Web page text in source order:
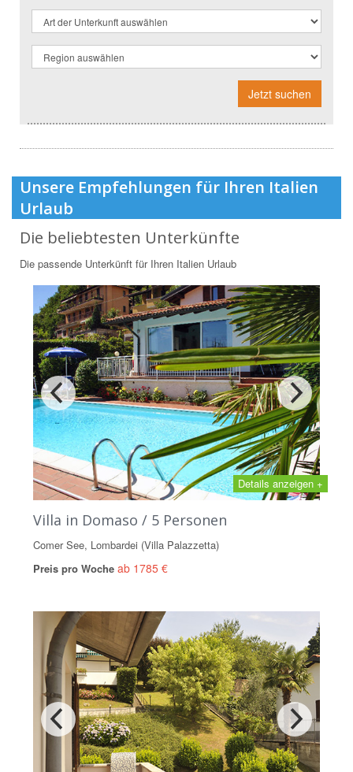
Jetzt suchen
Unsere Empfehlungen für Ihren Italien
Urlaub
Die beliebtesten Unterkünfte
Die passende Unterkünft für Ihren Italien Urlaub
Details anzeigen +
Villa in Domaso / 5 Personen
Comer See, Lombardei (Villa Palazzetta)
Preis pro Woche ab 1785 €